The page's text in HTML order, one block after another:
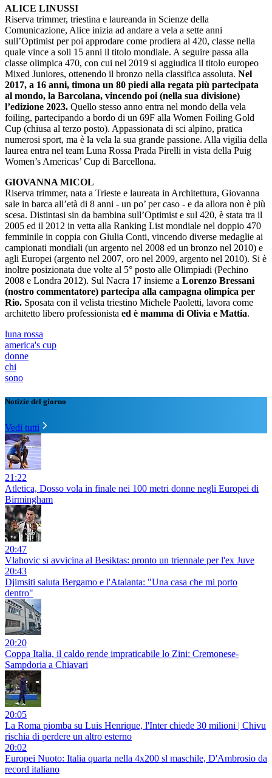
ALICE LINUSSI
Riserva trimmer, triestina e laureanda in Scienze della
Comunicazione, Alice inizia ad andare a vela a sette anni
sull’Optimist per poi approdare come prodiera al 420, classe nella
quale vince a soli 15 anni il titolo mondiale. A seguire passa alla
classe olimpica 470, con cui nel 2019 si aggiudica il titolo europeo
Mixed Juniores, ottenendo il bronzo nella classifica assoluta. Nel
2017, a 16 anni, timona un 80 piedi alla regata più partecipata
al mondo, la Barcolana, vincendo poi (nella sua divisione)
l’edizione 2023. Quello stesso anno entra nel mondo della vela
foiling, partecipando a bordo di un 69F alla Women Foiling Gold
Cup (chiusa al terzo posto). Appassionata di sci alpino, pratica
numerosi sport, ma è la vela la sua grande passione. Alla vigilia della
laurea entra nel team Luna Rossa Prada Pirelli in vista della Puig
Women’s Americas’ Cup di Barcellona.
GIOVANNA MICOL
Riserva trimmer, nata a Trieste e laureata in Architettura, Giovanna
sale in barca all’età di 8 anni - un po’ per caso - e da allora non è più
scesa. Distintasi sin da bambina sull’Optimist e sul 420, è stata tra il
2005 ed il 2012 in vetta alla Ranking List mondiale nel doppio 470
femminile in coppia con Giulia Conti, vincendo diverse medaglie ai
campionati mondiali (un argento nel 2008 ed un bronzo nel 2010) e
agli Europei (argento nel 2007, oro nel 2009, argento nel 2010). Si è
inoltre posizionata due volte al 5° posto alle Olimpiadi (Pechino
2008 e Londra 2012). Sul Nacra 17 insieme a Lorenzo Bressani
(nostro commentatore) partecipa alla campagna olimpica per
Rio. Sposata con il velista triestino Michele Paoletti, lavora come
architetto libero professionista ed è mamma di Olivia e Mattia.
luna rossa
america's cup
donne
chi
sono
Notizie del giorno
Vedi tutti
21:22
Atletica, Dosso vola in finale nei 100 metri donne negli Europei di
Birmingham
20:47
Vlahovic si avvicina al Besiktas: pronto un triennale per l'ex Juve
20:43
Djimsiti saluta Bergamo e l'Atalanta: "Una casa che mi porto
dentro"
20:20
Coppa Italia, il caldo rende impraticabile lo Zini: Cremonese-
Sampdoria a Chiavari
20:05
La Roma piomba su Luis Henrique, l'Inter chiede 30 milioni | Chivu
rischia di perdere un altro esterno
20:02
Europei Nuoto: Italia quarta nella 4x200 sl maschile, D'Ambrosio da
record italiano